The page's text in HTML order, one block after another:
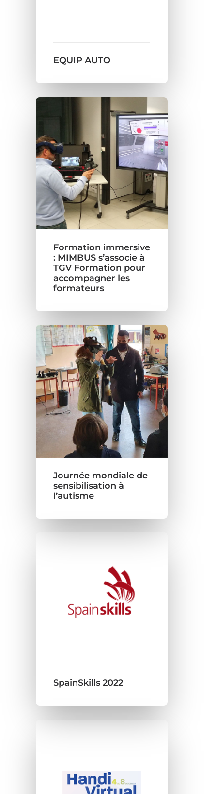
EQUIP AUTO
Formation immersive
: MIMBUS s’associe à
TGV Formation pour
accompagner les
formateurs
Journée mondiale de
sensibilisation à
l’autisme
SpainSkills 2022